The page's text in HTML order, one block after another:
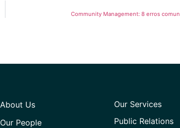
Community Management: 8 erros
About Us
Our People
Our Services
Public Relations